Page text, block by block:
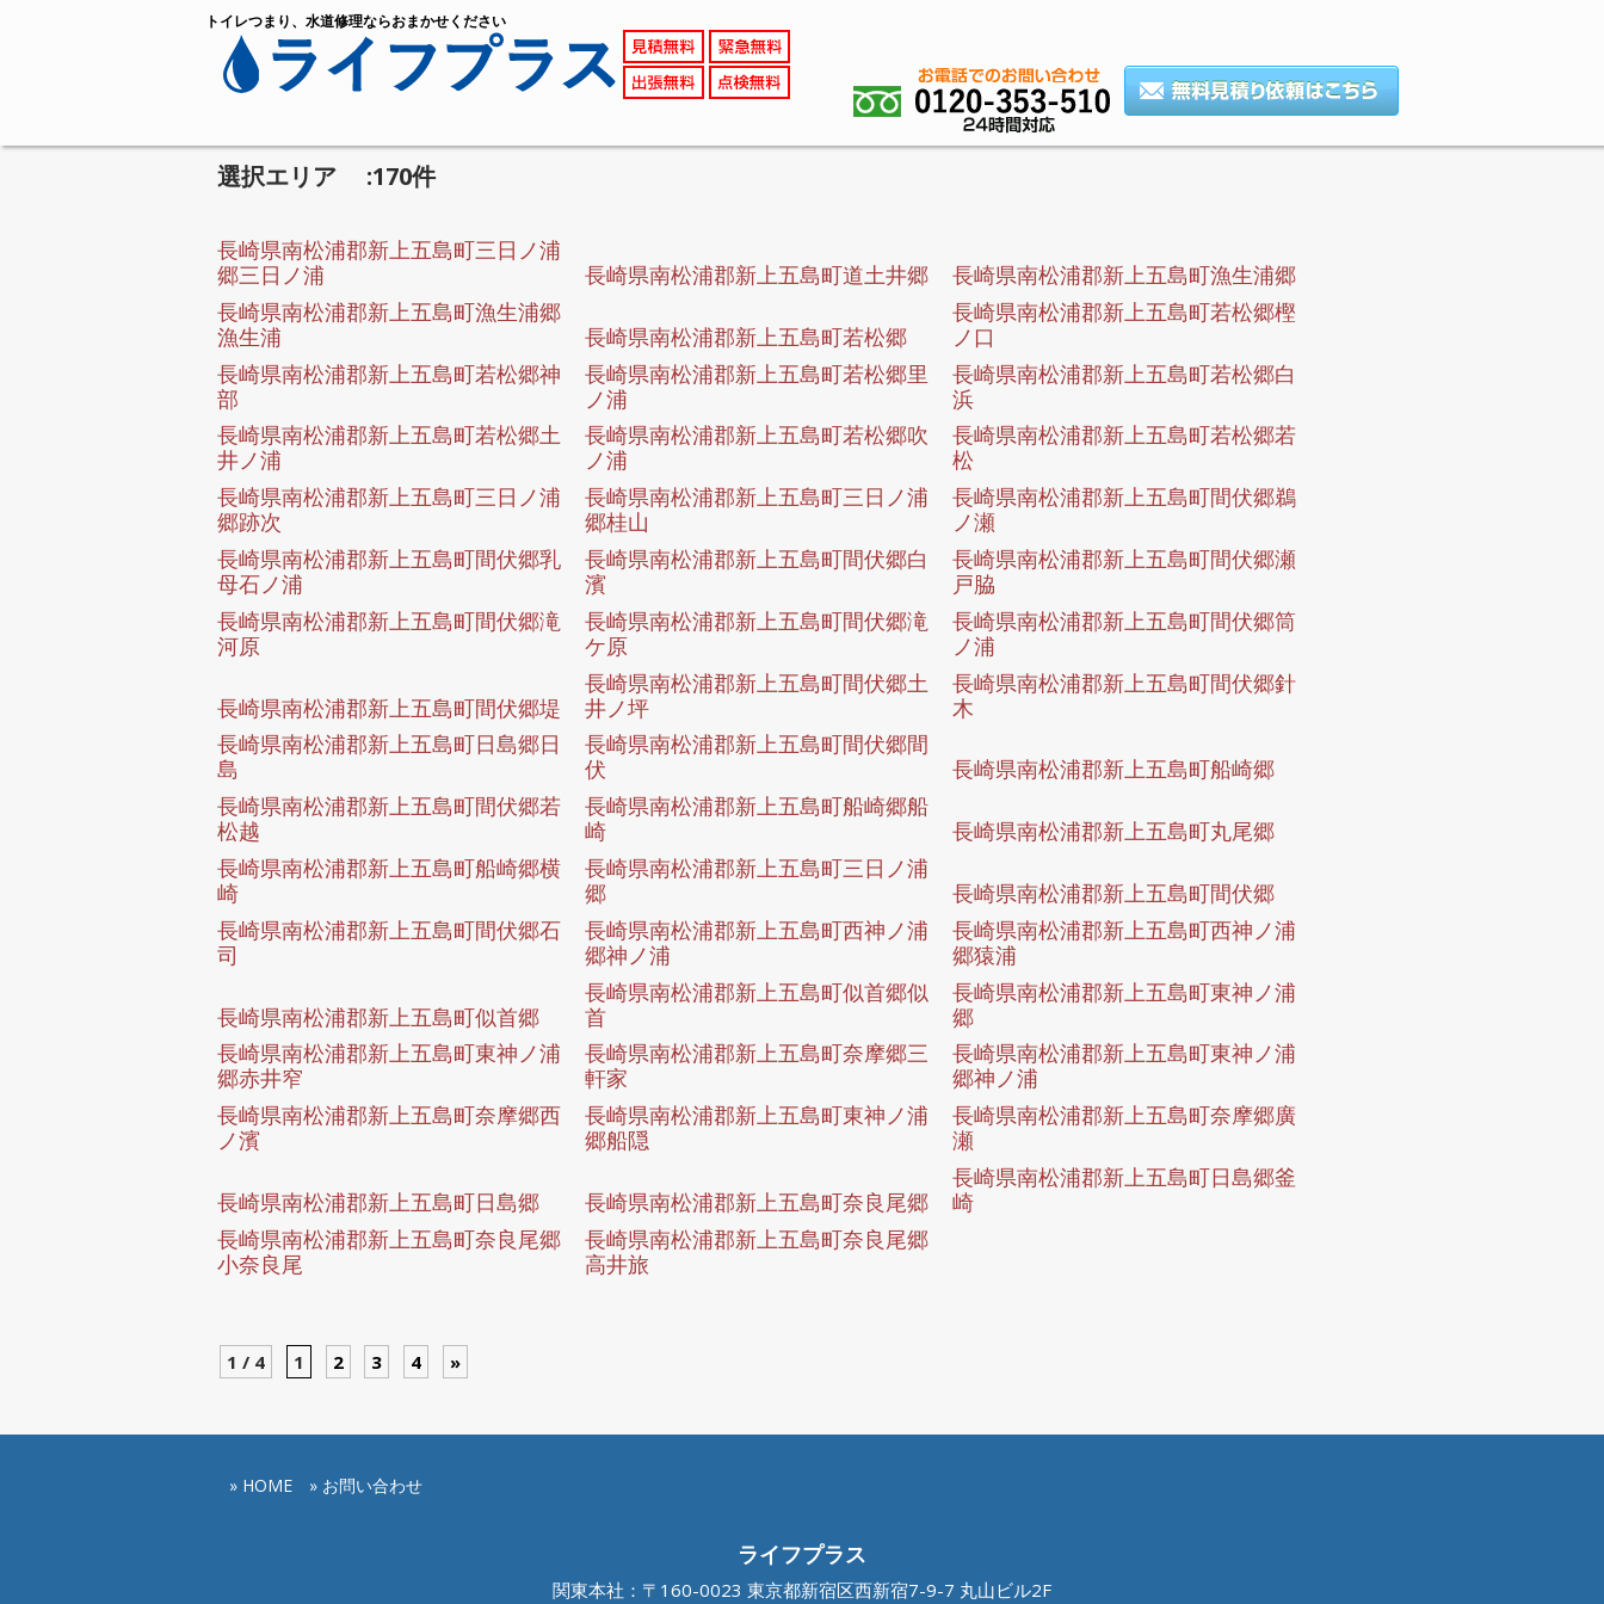
トイレつまり、水道修理ならおまかせください
選択エリア :170件
長崎県南松浦郡新上五島町三日ノ浦
郷三日ノ浦
長崎県南松浦郡新上五島町道土井郷
長崎県南松浦郡新上五島町漁生浦郷
長崎県南松浦郡新上五島町漁生浦郷
漁生浦
長崎県南松浦郡新上五島町若松郷
長崎県南松浦郡新上五島町若松郷樫
ノ口
長崎県南松浦郡新上五島町若松郷神
部
長崎県南松浦郡新上五島町若松郷里
ノ浦
長崎県南松浦郡新上五島町若松郷白
浜
長崎県南松浦郡新上五島町若松郷土
井ノ浦
長崎県南松浦郡新上五島町若松郷吹
ノ浦
長崎県南松浦郡新上五島町若松郷若
松
長崎県南松浦郡新上五島町三日ノ浦
郷跡次
長崎県南松浦郡新上五島町三日ノ浦
郷桂山
長崎県南松浦郡新上五島町間伏郷鵜
ノ瀬
長崎県南松浦郡新上五島町間伏郷乳
母石ノ浦
長崎県南松浦郡新上五島町間伏郷白
濱
長崎県南松浦郡新上五島町間伏郷瀬
戸脇
長崎県南松浦郡新上五島町間伏郷滝
河原
長崎県南松浦郡新上五島町間伏郷滝
ケ原
長崎県南松浦郡新上五島町間伏郷筒
ノ浦
長崎県南松浦郡新上五島町間伏郷堤
長崎県南松浦郡新上五島町間伏郷土
井ノ坪
長崎県南松浦郡新上五島町間伏郷針
木
長崎県南松浦郡新上五島町日島郷日
島
長崎県南松浦郡新上五島町間伏郷間
伏
長崎県南松浦郡新上五島町船崎郷
長崎県南松浦郡新上五島町間伏郷若
松越
長崎県南松浦郡新上五島町船崎郷船
崎
長崎県南松浦郡新上五島町丸尾郷
長崎県南松浦郡新上五島町船崎郷横
崎
長崎県南松浦郡新上五島町三日ノ浦
郷
長崎県南松浦郡新上五島町間伏郷
長崎県南松浦郡新上五島町間伏郷石
司
長崎県南松浦郡新上五島町西神ノ浦
郷神ノ浦
長崎県南松浦郡新上五島町西神ノ浦
郷猿浦
長崎県南松浦郡新上五島町似首郷
長崎県南松浦郡新上五島町似首郷似
首
長崎県南松浦郡新上五島町東神ノ浦
郷
長崎県南松浦郡新上五島町東神ノ浦
郷赤井窄
長崎県南松浦郡新上五島町奈摩郷三
軒家
長崎県南松浦郡新上五島町東神ノ浦
郷神ノ浦
長崎県南松浦郡新上五島町奈摩郷西
ノ濱
長崎県南松浦郡新上五島町東神ノ浦
郷船隠
長崎県南松浦郡新上五島町奈摩郷廣
瀬
長崎県南松浦郡新上五島町日島郷 長崎県南松浦郡新上五島町奈良尾郷
長崎県南松浦郡新上五島町日島郷釜
崎
長崎県南松浦郡新上五島町奈良尾郷
小奈良尾
長崎県南松浦郡新上五島町奈良尾郷
高井旅
1 / 4 1 2 3 4 »
» HOME » お問い合わせ
ライフプラス
関東本社：〒160-0023 東京都新宿区西新宿7-9-7 丸山ビル2F